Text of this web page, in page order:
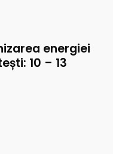
energiei
10 – 13